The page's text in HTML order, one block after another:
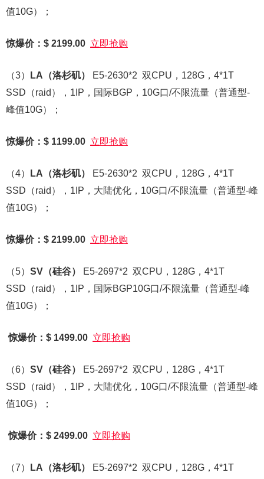
值10G）；
惊爆价：$ 2199.00 立即抢购
（3） LA （洛杉矶）
E5-2630*2 双CPU，128G，4*1T
SSD（raid），1IP，国际BGP，10G口/不限流量（普通型-
峰值10G）；
惊爆价：$ 1199.00 立即抢购
（4） LA （洛杉矶）
E5-2630*2 双CPU，128G，4*1T
SSD（raid），1IP，大陆优化，10G口/不限流量（普通型-峰
值10G）；
惊爆价：$ 2199.00 立即抢购
（5） SV （硅谷）
E5-2697*2 双CPU，128G，4*1T
SSD（raid），1IP，国际BGP10G口/不限流量（普通型-峰
值10G）；
惊爆价：$ 1499.00 立即抢购
（6） SV （硅谷）
E5-2697*2 双CPU，128G，4*1T
SSD（raid），1IP，大陆优化，10G口/不限流量（普通型-峰
值10G）；
惊爆价：$ 2499.00 立即抢购
（7） LA （洛杉矶）
E5-2697*2 双CPU，128G，4*1T